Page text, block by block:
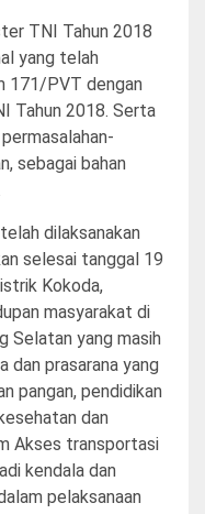
TNI Tahun 2018
yang telah
171/PVT dengan
Tahun 2018. Serta
sebagai bahan
dilaksanakan
selesai tanggal 19
Kokoda,
masyarakat di
Selatan yang masih
dan prasarana yang
pangan, pendidikan
dan
Akses transportasi
kendala dan
pelaksanaan